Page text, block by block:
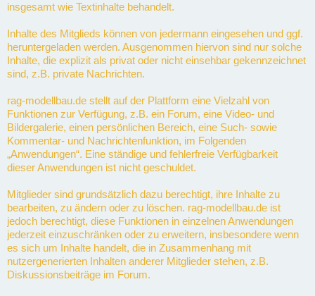
insgesamt wie Textinhalte behandelt.
Inhalte des Mitglieds können von jedermann eingesehen und ggf.
heruntergeladen werden. Ausgenommen hiervon sind nur solche
Inhalte, die explizit als privat oder nicht einsehbar gekennzeichnet
sind, z.B. private Nachrichten.
rag-modellbau.de stellt auf der Plattform eine Vielzahl von
Funktionen zur Verfügung, z.B. ein Forum, eine Video- und
Bildergalerie, einen persönlichen Bereich, eine Such- sowie
Kommentar- und Nachrichtenfunktion, im Folgenden
„Anwendungen“. Eine ständige und fehlerfreie Verfügbarkeit
dieser Anwendungen ist nicht geschuldet.
Mitglieder sind grundsätzlich dazu berechtigt, ihre Inhalte zu
bearbeiten, zu ändern oder zu löschen. rag-modellbau.de ist
jedoch berechtigt, diese Funktionen in einzelnen Anwendungen
jederzeit einzuschränken oder zu erweitern, insbesondere wenn
es sich um Inhalte handelt, die in Zusammenhang mit
nutzergenerierten Inhalten anderer Mitglieder stehen, z.B.
Diskussionsbeiträge im Forum.